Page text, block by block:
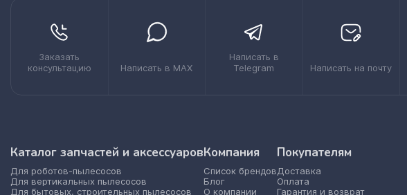
Заказать
консультацию
Написать в MAX
Написать в
Telegram
Написать на почту
Каталог запчастей и аксессуаров
Для роботов-пылесосов
Для вертикальных пылесосов
Для бытовых, строительных пылесосов
Компания
Список брендов
Блог
О компании
Покупателям
Доставка
Оплата
Гарантия и возврат